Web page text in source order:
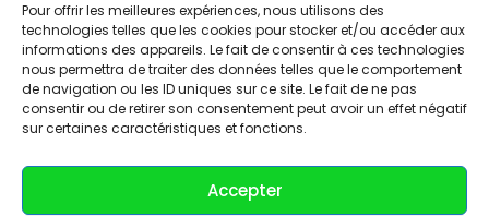
Pour offrir les meilleures expériences, nous utilisons des
technologies telles que les cookies pour stocker et/ou accéder aux
informations des appareils. Le fait de consentir à ces technologies
nous permettra de traiter des données telles que le comportement
de navigation ou les ID uniques sur ce site. Le fait de ne pas
consentir ou de retirer son consentement peut avoir un effet négatif
sur certaines caractéristiques et fonctions.
Accepter
Simulation
tarifaire
Event
News
Mentions légales
CGV – CGU
Politique de